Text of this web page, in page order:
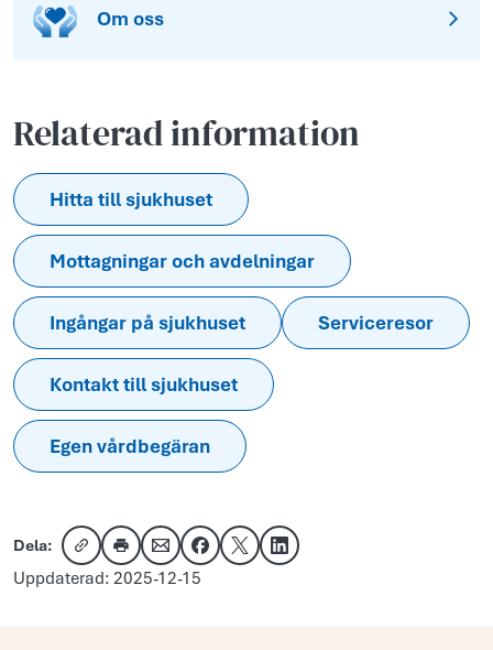
Om oss
Relaterad information
Hitta till sjukhuset
Mottagningar och avdelningar
Ingångar på sjukhuset Serviceresor
Kontakt till sjukhuset
Egen vårdbegäran
Dela:
Kopiera länk
Skriv utDela via e-post
Dela på Facebook
Dela på XDela på LinkedIn
Uppdaterad: 2025-12-15